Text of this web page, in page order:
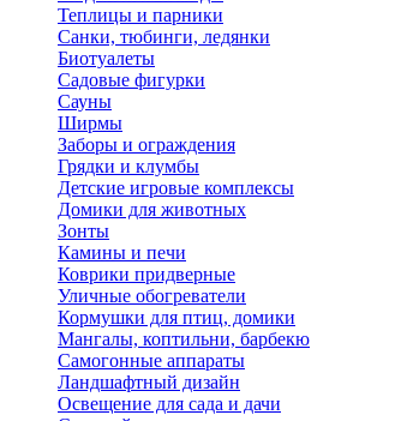
Теплицы и парники
Санки, тюбинги, ледянки
Биотуалеты
Садовые фигурки
Сауны
Ширмы
Заборы и ограждения
Грядки и клумбы
Детские игровые комплексы
Домики для животных
Зонты
Камины и печи
Коврики придверные
Уличные обогреватели
Кормушки для птиц, домики
Мангалы, коптильни, барбекю
Самогонные аппараты
Ландшафтный дизайн
Освещение для сада и дачи